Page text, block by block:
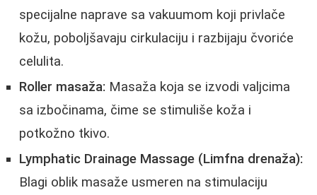
specijalne naprave sa vakuumom koji privlače
kožu, poboljšavaju cirkulaciju i razbijaju čvoriće
celulita.
Roller masaža: Masaža koja se izvodi valjcima
sa izbočinama, čime se stimuliše koža i
potkožno tkivo.
Lymphatic Drainage Massage (Limfna drenaža):
Blagi oblik masaže usmeren na stimulaciju